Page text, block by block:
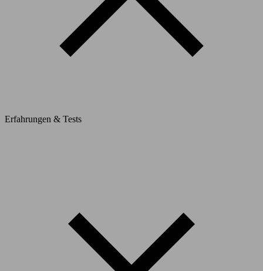
Erfahrungen & Tests